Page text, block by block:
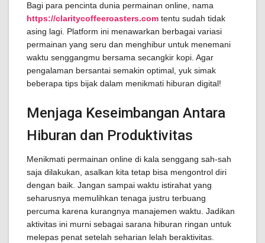
Bagi para pencinta dunia permainan online, nama
https://claritycoffeeroasters.com tentu sudah tidak
asing lagi. Platform ini menawarkan berbagai variasi
permainan yang seru dan menghibur untuk menemani
waktu senggangmu bersama secangkir kopi. Agar
pengalaman bersantai semakin optimal, yuk simak
beberapa tips bijak dalam menikmati hiburan digital!
Menjaga Keseimbangan Antara
Hiburan dan Produktivitas
Menikmati permainan online di kala senggang sah-sah
saja dilakukan, asalkan kita tetap bisa mengontrol diri
dengan baik. Jangan sampai waktu istirahat yang
seharusnya memulihkan tenaga justru terbuang
percuma karena kurangnya manajemen waktu. Jadikan
aktivitas ini murni sebagai sarana hiburan ringan untuk
melepas penat setelah seharian lelah beraktivitas.